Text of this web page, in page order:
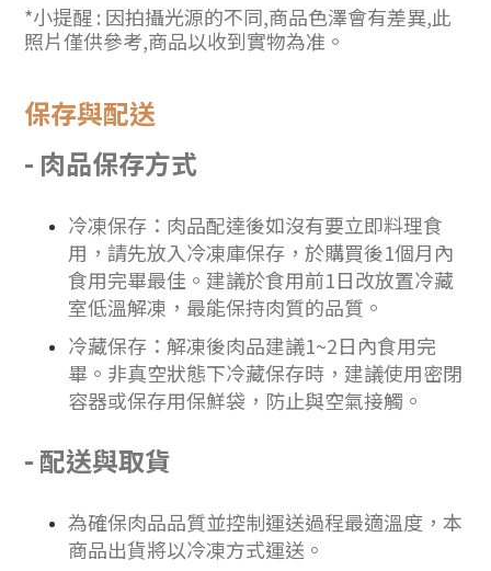
*小提醒 : 因拍攝光源的不同,商品色澤會有差異,此
照片僅供參考,商品以收到實物為准。
保存與配送
- 肉品保存方式
冷凍保存：肉品配達後如沒有要立即料理食
用，請先放入冷凍庫保存，於購買後1個月內
食用完畢最佳。建議於食用前1日改放置冷藏
室低溫解凍，最能保持肉質的品質。
冷藏保存： 解凍後肉品建議1~2日內食用完
畢。非真空狀態下冷藏保存時，建議使用密閉
容器或保存用保鮮袋，防止與空氣接觸。
- 配送與取貨
為確保肉品品質並控制運送過程最適溫度，本
商品出貨將以冷凍方式運送。